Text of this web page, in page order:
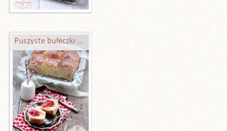
Puszyste bułeczki z owocami